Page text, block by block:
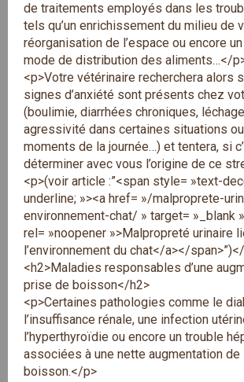
de traitements employés dans les
tels qu’un enrichissement du milieu de
réorganisation de l’espace ou encore
mode de distribution des aliments…</
<p>Votre vétérinaire recherchera alors
signes d’anxiété sont présents chez
(boulimie, diarrhées chroniques,
agressivité dans certaines situations
moments de la journée…) et tentera, si
déterminer avec vous l’origine de ce
<p>(voir article :”<span style= »text-
underline; »><a href= »/malproprete-
environnement-chat/ » target= »_blank »
rel= »noopener »>Malpropreté urinaire
l’environnement du chat</a></
<h2>Maladies responsables d’une
prise de boisson</h2>
<p>Certaines pathologies comme le
l’insuffisance rénale, une infection
l’hyperthyroïdie ou encore un trouble
associées à une nette augmentation
boisson.</p>